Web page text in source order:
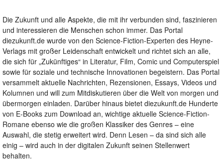
Die Zukunft und alle Aspekte, die mit ihr verbunden sind, faszinieren
und interessieren die Menschen schon immer. Das Portal
diezukunft.de wurde von den Science-Fiction-Experten des Heyne-
Verlags mit großer Leidenschaft entwickelt und richtet sich an alle,
die sich für „Zukünftiges“ in Literatur, Film, Comic und Computerspiel
sowie für soziale und technische Innovationen begeistern. Das Portal
versammelt aktuelle Nachrichten, Rezensionen, Essays, Videos und
Kolumnen und will zum Mitdiskutieren über die Welt von morgen und
übermorgen einladen. Darüber hinaus bietet diezukunft.de Hunderte
von E-Books zum Download an, wichtige aktuelle Science-Fiction-
Romane ebenso wie die großen Klassiker des Genres – eine
Auswahl, die stetig erweitert wird. Denn Lesen – da sind sich alle
einig – wird auch in der digitalen Zukunft seinen Stellenwert
behalten.